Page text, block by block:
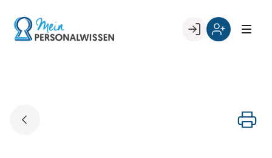
content
Go to landing page.